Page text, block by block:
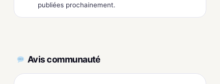
publiées prochainement.
Avis communauté